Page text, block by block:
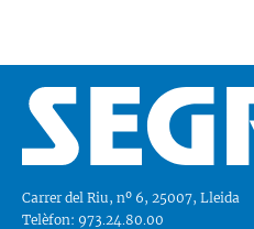
Carrer del Riu, nº 6, 25007, Lleida
Telèfon: 973.24.80.00